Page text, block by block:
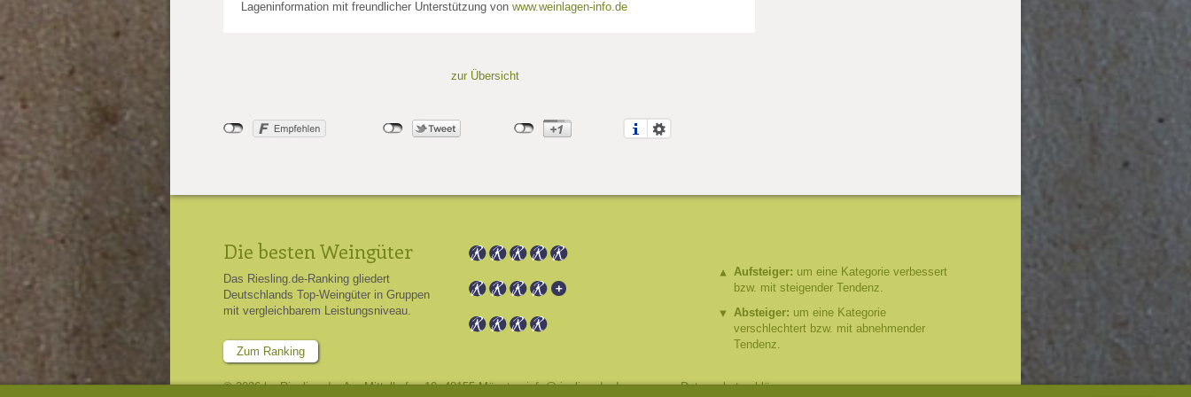
Lageninformation mit freundlicher Unterstützung von www.weinlagen-info.de
zur Übersicht
Die besten Weingüter
Das Riesling.de-Ranking gliedert
Deutschlands Top-Weingüter in Gruppen
mit vergleichbarem Leistungsniveau.
Zum Ranking
Aufsteiger: um eine Kategorie verbessert
bzw. mit steigender Tendenz.
Absteiger: um eine Kategorie
verschlechtert bzw. mit abnehmender
Tendenz.
© 2026 by Riesling.de, Am Mittelhafen 10, 48155 Münster,info@riesling.de,Impressum,Datenschutzerklärung